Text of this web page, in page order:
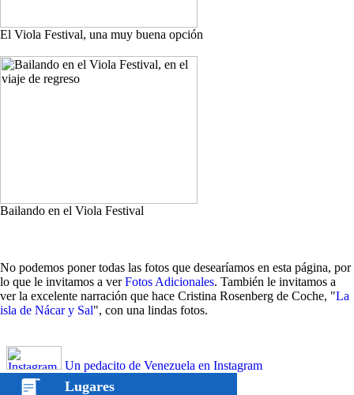
El Viola Festival, una muy buena opción
Bailando en el Viola Festival
No podemos poner todas las fotos que desearíamos en esta página, por
lo que le invitamos a verFotos Adicionales. También le invitamos a
ver la excelente narración que hace Cristina Rosenberg de Coche, "La
isla de Nácar y Sal", con una lindas fotos.
Un pedacito de Venezuela en Instagram
Lugares